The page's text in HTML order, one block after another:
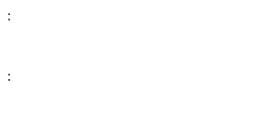
:
: